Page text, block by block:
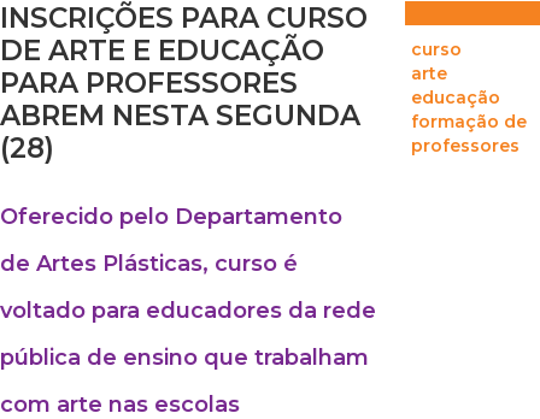
INSCRIÇÕES PARA CURSO
DE ARTE E EDUCAÇÃO
PARA PROFESSORES
ABREM NESTA SEGUNDA
(28)
Oferecido pelo Departamento
de Artes Plásticas, curso é
voltado para educadores da rede
pública de ensino que trabalham
com arte nas escolas
curso
arte
educação
formação de
professores